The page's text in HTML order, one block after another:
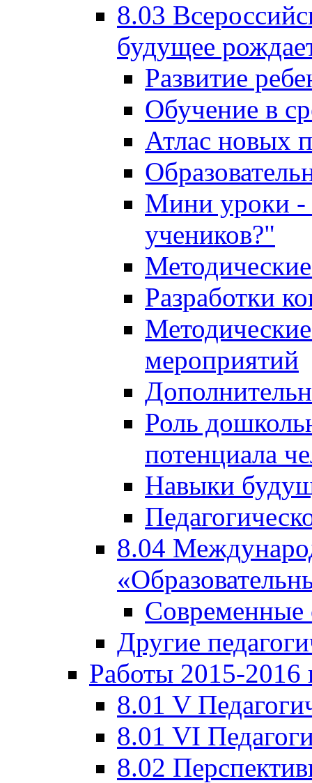
8.03
будущее
Развитие
Обучение в
Атлас новых
Мини уроки -
учеников?"
Разработки
мероприятий
Роль
потенциала
Навыки
8.04
Современные
Другие
Работы 2015-2016
8.01 V
8.01 VI
8.02